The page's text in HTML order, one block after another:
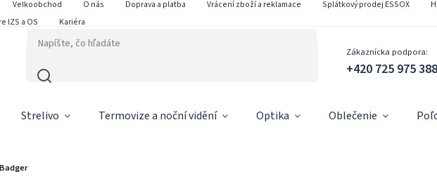
Velkoobchod O nás Doprava a platba Vrácení zboží a reklamace Splátkový prodej ESSOX
IZS a OS
Kariéra
Zákaznícka podpora:
+420 725 975 388
Strelivo Termovize a noční vidění Optika Oblečenie